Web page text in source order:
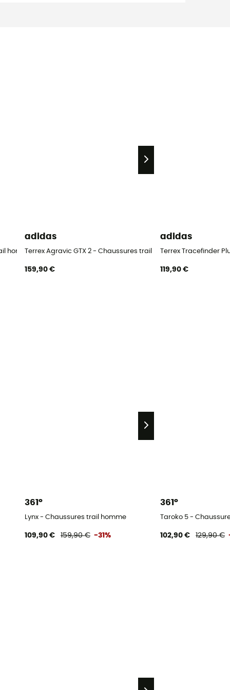
homme
adidas
Terrex Agravic GTX 2 - Chaussures trail homme
159,90 €
adidas
Terrex Tracefinder
119,90 €
361°
Lynx - Chaussures trail homme
109,90 € 159,90 € -31%
361°
Taroko 5 -
102,90 € 129,90 €